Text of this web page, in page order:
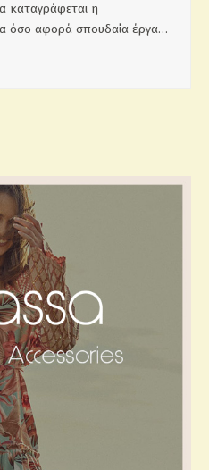
καταγράφεται η
όσο αφορά σπουδαία έργα…